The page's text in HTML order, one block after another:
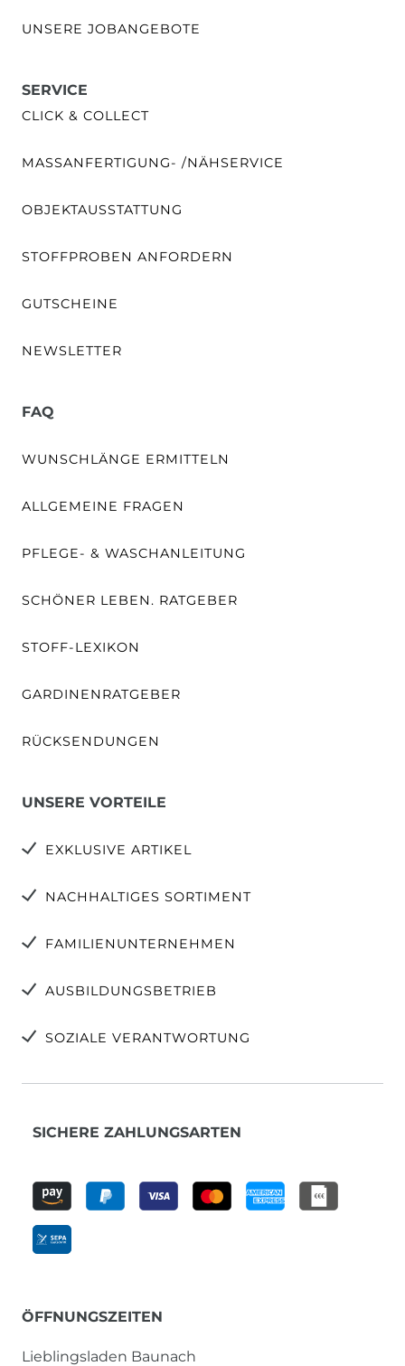
UNSERE JOBANGEBOTE
SERVICE
CLICK & COLLECT
MASSANFERTIGUNG- /NÄHSERVICE
OBJEKTAUSSTATTUNG
STOFFPROBEN ANFORDERN
GUTSCHEINE
NEWSLETTER
FAQ
WUNSCHLÄNGE ERMITTELN
ALLGEMEINE FRAGEN
PFLEGE- & WASCHANLEITUNG
SCHÖNER LEBEN. RATGEBER
STOFF-LEXIKON
GARDINENRATGEBER
RÜCKSENDUNGEN
UNSERE VORTEILE
EXKLUSIVE ARTIKEL
NACHHALTIGES SORTIMENT
FAMILIENUNTERNEHMEN
AUSBILDUNGSBETRIEB
SOZIALE VERANTWORTUNG
SICHERE ZAHLUNGSARTEN
ÖFFNUNGSZEITEN
Lieblingsladen Baunach